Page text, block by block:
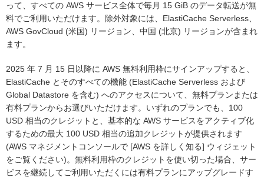
って、すべての AWS サービス全体で毎月 15 GiB のデータ転送が無
料でご利用いただけます。除外対象には、ElastiCache Serverless、
AWS GovCloud (米国) リージョン、中国 (北京) リージョンが含まれ
ます。
2025 年 7 月 15 日以降に AWS 無料利用枠にサインアップすると、
ElastiCache とそのすべての機能 (ElastiCache Serverless および
Global Datastore を含む) へのアクセスについて、無料プランまたは
有料プランからお選びいただけます。いずれのプランでも、100
USD 相当のクレジットと、基本的な AWS サービスをアクティブ化
するための最大 100 USD 相当の追加クレジットが提供されます
(AWS マネジメントコンソールで [AWS を詳しく知る] ウィジェット
をご覧ください)。無料利用枠のクレジットを使い切った場合、サー
ビスを継続してご利用いただくには有料プランにアップグレードす